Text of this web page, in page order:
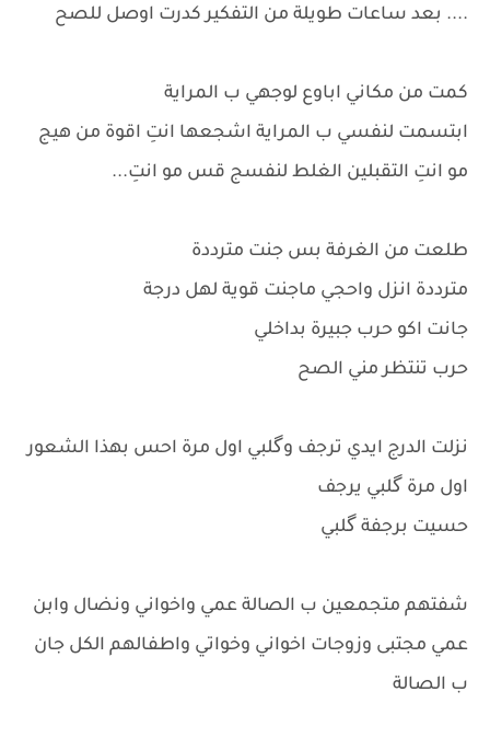
.... بعد ساعات طويلة من التفكير كدرت اوصل للصح
كمت من مكاني اباوع لوجهي ب المراية
ابتسمت لنفسي ب المراية اشجعها انتِ اقوة من هيج
مو انتِ التقبلين الغلط لنفسج قس مو انتِ...
طلعت من الغرفة بس جنت مترددة
مترددة انزل واحجي ماجنت قوية لهل درجة
جانت اكو حرب جبيرة بداخلي
حرب تنتظر مني الصح
نزلت الدرج ايدي ترجف وگلبي اول مرة احس بهذا الشعور
اول مرة گلبي يرجف
حسيت برجفة گلبي
شفتهم متجمعين ب الصالة عمي واخواني ونضال وابن
عمي مجتبى وزوجات اخواني وخواتي واطفالهم الكل جان
ب الصالة